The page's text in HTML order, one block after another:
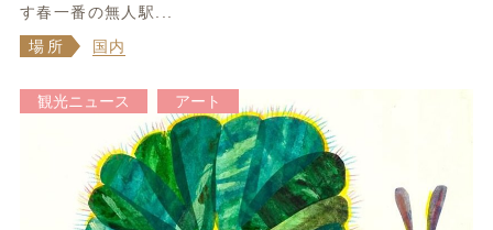
す春一番の無人駅...
場所
国内
観光ニュース アート